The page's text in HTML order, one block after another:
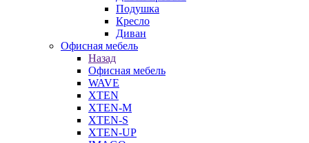
Подушка
Кресло
Диван
Офисная мебель
Назад
Офисная мебель
WAVE
XTEN
XTEN-M
XTEN-S
XTEN-UP